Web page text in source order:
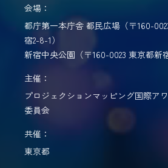
会場：
都庁第一本庁舎 都民広場（〒160-
宿2-8-1）
新宿中央公園（〒160-0023 東京都新
主催：
プロジェクションマッピング国際ア
委員会
共催：
東京都